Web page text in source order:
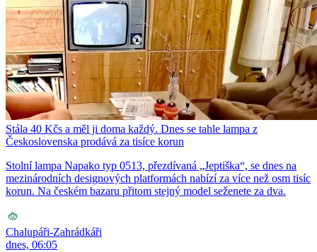
Stála 40 Kčs a měl ji doma každý. Dnes se tahle lampa z
Československa prodává za tisíce korun
Stolní lampa Napako typ 0513, přezdívaná „Jeptiška“, se dnes na
mezinárodních designových platformách nabízí za více než osm tisíc
korun. Na českém bazaru přitom stejný model seženete za dva.
Chalupáři-Zahrádkáři
dnes, 06:05